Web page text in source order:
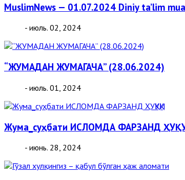
MuslimNews — 01.07.2024 Diniy ta’lim
- июль. 02, 2024
“ЖУМАДАН ЖУМАГАЧА” (28.06.2024)
- июль. 01, 2024
Жума_суҳбати ИСЛОМДА ФАРЗАНД
- июнь. 28, 2024